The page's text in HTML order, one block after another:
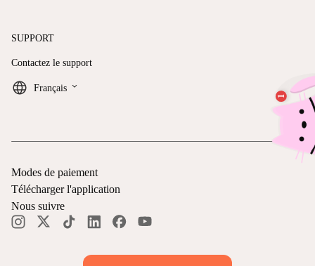
SUPPORT
Contactez le support
Français keyboard_arrow_down
Modes de paiement
Télécharger l'application
Nous suivre